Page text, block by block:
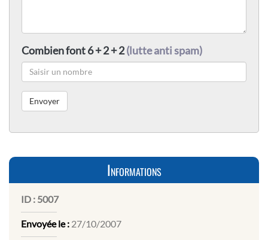
Combien font 6 + 2 + 2(lutte anti spam)
Informations
ID : 5007
Envoyée le : 27/10/2007